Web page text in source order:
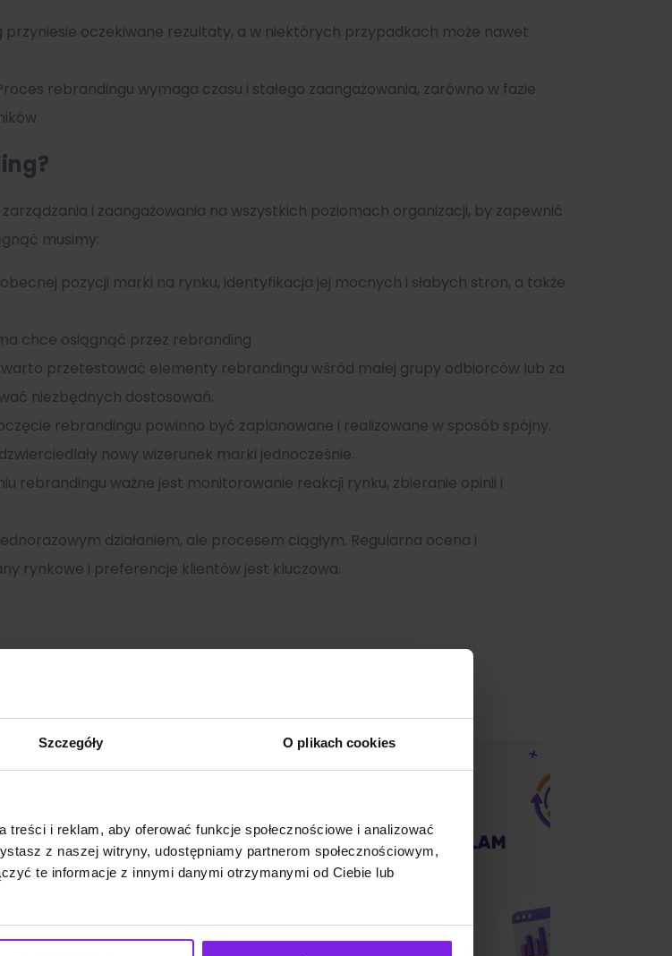
Szczegóły O plikach cookies
i reklam, aby oferować funkcje społecznościowe i analizować
z naszej witryny, udostępniamy partnerom społecznościowym,
te informacje z innymi danymi otrzymanymi od Ciebie lub
przyniesie oczekiwane rezultaty, a w niektórych przypadkach może nawet
rebrandingu wymaga czasu i stałego zaangażowania, zarówno w fazie
i zaangażowania na wszystkich poziomach organizacji, by zapewnić
musimy:
pozycji marki na rynku, identyfikacja jej mocnych i słabych stron, a także
chce osiągnąć przez rebranding
warto przetestować elementy rebrandingu wśród małej grupy odbiorców lub za
niezbędnych dostosowań.
rebrandingu powinno być zaplanowane i realizowane w sposób spójny.
nowy wizerunek marki jednocześnie.
rebrandingu ważne jest monitorowanie reakcji rynku, zbieranie opinii i
działaniem, ale procesem ciągłym. Regularna ocena i
rynkowe i preferencje klientów jest kluczowa.